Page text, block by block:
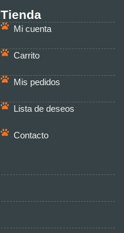
Tienda
Mi cuenta
Carrito
Mis pedidos
Lista de deseos
Contacto